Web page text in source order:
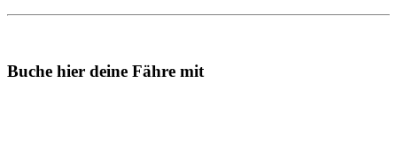
Buche hier deine Fähre mit